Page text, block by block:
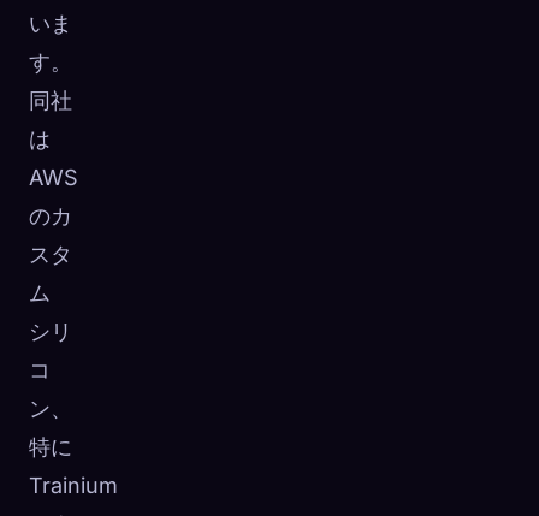
いま
す。
同社
は
AWS
のカ
スタ
ム
シリ
コ
ン、
特に
Trainium